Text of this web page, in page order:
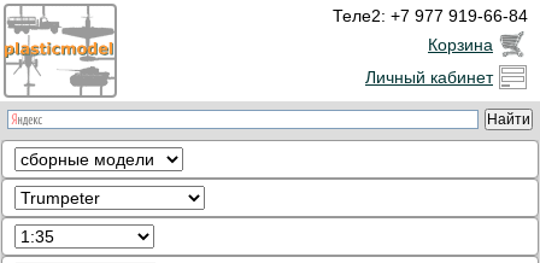
Теле2: +7 977 919-66-84
Корзина
Личный кабинет